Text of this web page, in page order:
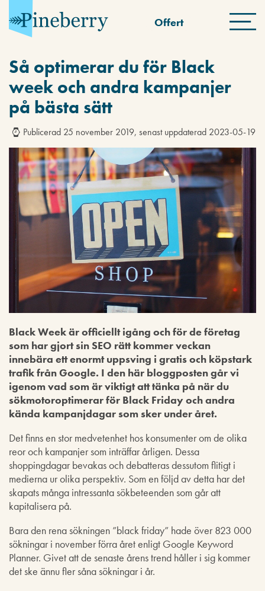
Offert
Så optimerar du för Black
week och andra kampanjer
på bästa sätt
Publicerad 25 november 2019, senast uppdaterad 2023-05-19
Black Week är officiellt igång och för de företag
som har gjort sin SEO rätt kommer veckan
innebära ett enormt uppsving i gratis och köpstark
trafik från Google. I den här bloggposten går vi
igenom vad som är viktigt att tänka på när du
sökmotoroptimerar för Black Friday och andra
kända kampanjdagar som sker under året.
Det finns en stor medvetenhet hos konsumenter om de olika
reor och kampanjer som inträffar årligen. Dessa
shoppingdagar bevakas och debatteras dessutom flitigt i
medierna ur olika perspektiv. Som en följd av detta har det
skapats många intressanta sökbeteenden som går att
kapitalisera på.
Bara den rena sökningen ”black friday” hade över 823 000
sökningar i november förra året enligt Google Keyword
Planner. Givet att de senaste årens trend håller i sig kommer
det ske ännu fler såna sökningar i år.